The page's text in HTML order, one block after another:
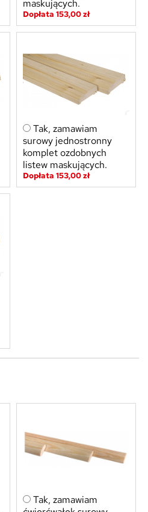
maskujących.
Dopłata 153,00 zł
Tak, zamawiam
surowy jednostronny
komplet ozdobnych
listew maskujących.
Dopłata 153,00 zł
Tak, zamawiam